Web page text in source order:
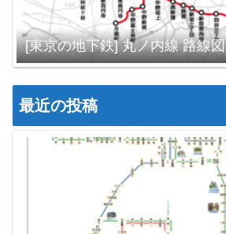
[東京の地下鉄] 丸ノ内線 路線図
最近の投稿